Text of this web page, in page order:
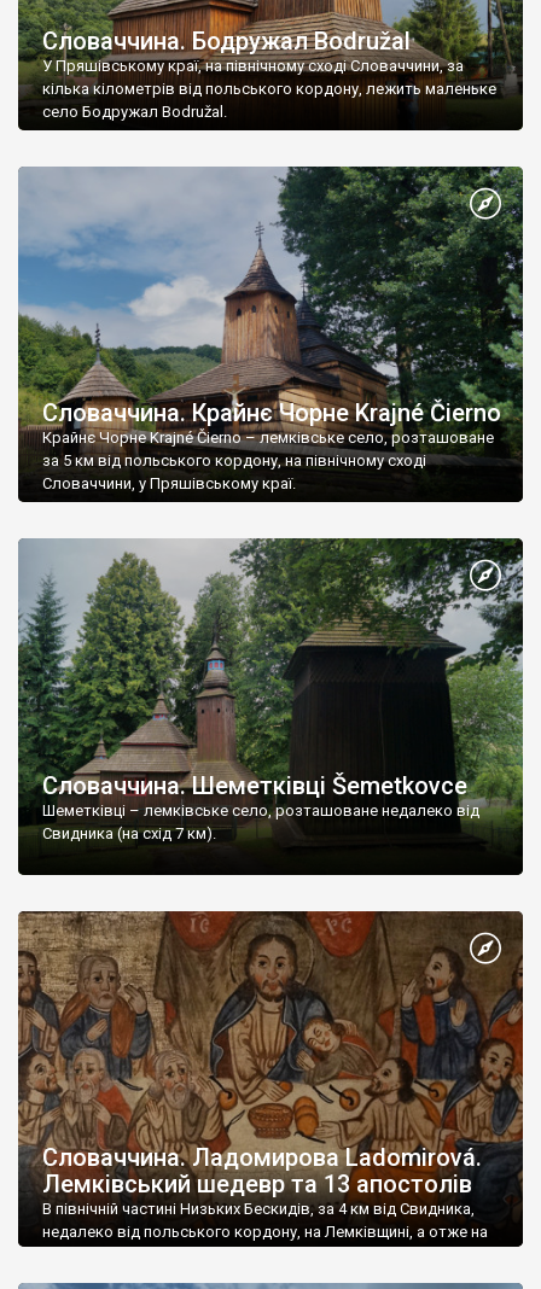
Словаччина. Бодружал Bodružal
У Пряшівському краї, на північному сході Словаччини, за
кілька кілометрів від польського кордону, лежить маленьке
село Бодружал Bodružal.
Словаччина. Крайнє Чорне Krajné Čierno
Крайнє Чорне Krajné Čierno – лемківське село, розташоване
за 5 км від польського кордону, на північному сході
Словаччини, у Пряшівському краї.
Словаччина. Шеметківці Šemetkovce
Шеметківці – лемківське село, розташоване недалеко від
Свидника (на схід 7 км).
Словаччина. Ладомирова Ladomirová.
Лемківський шедевр та 13 апостолів
В північній частині Низьких Бескидів, за 4 км від Свидника,
недалеко від польського кордону, на Лемківщині, а отже на